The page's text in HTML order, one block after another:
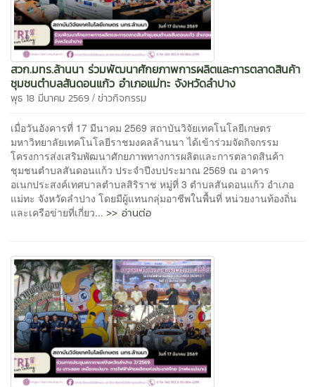
สวก.มทร.ล้านนา ร่วมพัฒนาศักยภาพการผลิตและการตลาดสินค้า
ชุมชนตำบลสันดอนแก้ว อำเภอแม่ทะ จังหวัดลำปาง
พุธ 18 มีนาคม 2569 / ข่าวกิจกรรม
เมื่อวันอังคารที่ 17 มีนาคม 2569 สถาบันวิจัยเทคโนโลยีเกษตร
มหาวิทยาลัยเทคโนโลยีราชมงคลล้านนา ได้เข้าร่วมจัดกิจกรรม
โครงการส่งเสริมพัฒนาศักยภาพทางการผลิตและการตลาดสินค้า
ชุมชนตำบลสันดอนแก้ว ประจำปีงบประมาณ 2569 ณ อาคาร
อเนกประสงค์เทศบาลตำบลสิริราช หมู่ที่ 3 ตำบลสันดอนแก้ว อำเภอ
แม่ทะ จังหวัดลำปาง โดยมีผู้แทนกลุ่มอาชีพในพื้นที่ หน่วยงานท้องถิ่น
และเครือข่ายที่เกี่ยว... >> อ่านต่อ